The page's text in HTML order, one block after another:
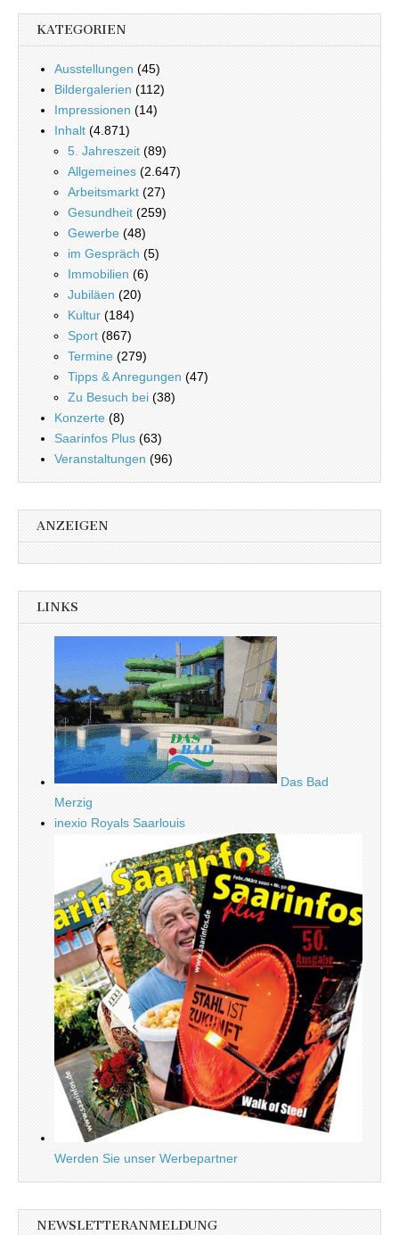
KATEGORIEN
Ausstellungen (45)
Bildergalerien (112)
Impressionen (14)
Inhalt (4.871)
5. Jahreszeit (89)
Allgemeines (2.647)
Arbeitsmarkt (27)
Gesundheit (259)
Gewerbe (48)
im Gespräch (5)
Immobilien (6)
Jubiläen (20)
Kultur (184)
Sport (867)
Termine (279)
Tipps & Anregungen (47)
Zu Besuch bei (38)
Konzerte (8)
Saarinfos Plus (63)
Veranstaltungen (96)
ANZEIGEN
LINKS
Das Bad
Merzig
inexio Royals Saarlouis
Werden Sie unser Werbepartner
NEWSLETTERANMELDUNG